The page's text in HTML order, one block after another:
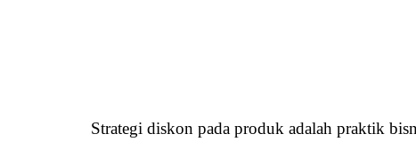
Strategi diskon pada produk adalah praktik